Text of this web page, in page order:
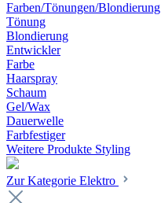
Farben/Tönungen/Blondierung
Tönung
Blondierung
Entwickler
Farbe
Haarspray
Schaum
Gel/Wax
Dauerwelle
Farbfestiger
Weitere Produkte Styling
Zur Kategorie Elektro